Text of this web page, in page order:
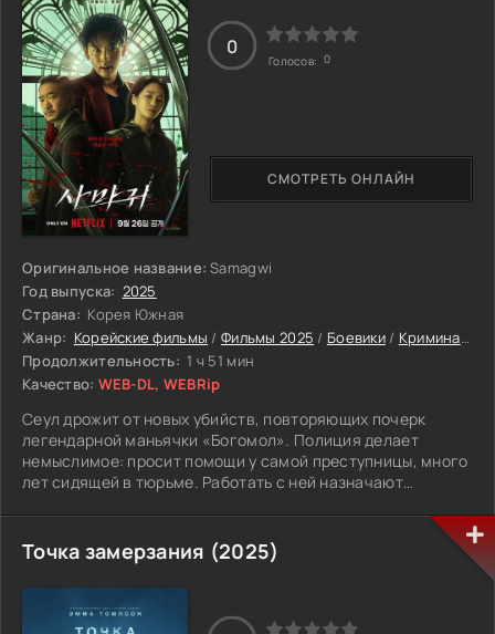
Девушка выступает с необычным предложением, а именно
объединить имеющиеся усилия, чтобы провернуть
виртуозно ограбление, которому еще не было аналогов.
Предстоит похитить реальные бесценные сокровища,
которые находятся на испанском корабле, погребенном в
морских глубинах. Находка датируется 15-м веком,
оценивается экспертами в 1 миллиард долларов. Деле
лишь на первый взгляд кажется простым, в
действительности его полностью курирует мафия,
удерживающая в своих руках Нью-Йорк. К делу также
приглашен старый и верный товарищ Грофилд, сообща эти
по чем!
Оригинальное название: Samagwi
Год выпуска: 2025
Страна: Корея Южная
Жанр: Корейские фильмы /Фильмы 2025 / Боевики/ Криминальные
Продолжительность: 1 ч 51 мин
Качество: WEB-DL, WEBRip
Сеул дрожит от новых убийств, повторяющих почерк
легендарной маньячки «Богомол». Полиция делает
немыслимое: просит помощи у самой преступницы, много
лет сидящей в тюрьме. Работать с ней назначают
оторваться от прошлого. Между допросами и погонями
два человека учатся говорить друг с другом, пока
подражатель ведёт их по собственным правилам. Кто
первый сорвёт маску - убийца, который играет на
опережение, или мать, скрывающая правду, ради которой
готова на всё?
СМОТРЕТЬ ОНЛАЙН
0
Голосов: 0
Точка замерзания (2025)